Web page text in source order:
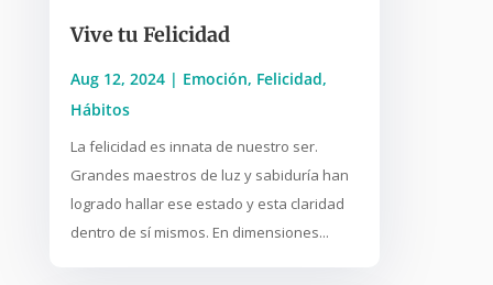
Vive tu Felicidad
Aug 12, 2024| Emoción, Felicidad,
Hábitos
La felicidad es innata de nuestro ser.
Grandes maestros de luz y sabiduría han
logrado hallar ese estado y esta claridad
dentro de sí mismos. En dimensiones...